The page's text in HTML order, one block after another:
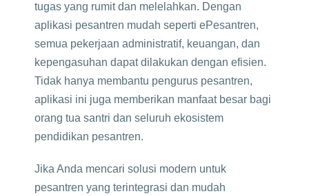
tugas yang rumit dan melelahkan. Dengan
aplikasi pesantren mudah seperti ePesantren,
semua pekerjaan administratif, keuangan, dan
kepengasuhan dapat dilakukan dengan efisien.
Tidak hanya membantu pengurus pesantren,
aplikasi ini juga memberikan manfaat besar bagi
orang tua santri dan seluruh ekosistem
pendidikan pesantren.
Jika Anda mencari solusi modern untuk
pesantren yang terintegrasi dan mudah